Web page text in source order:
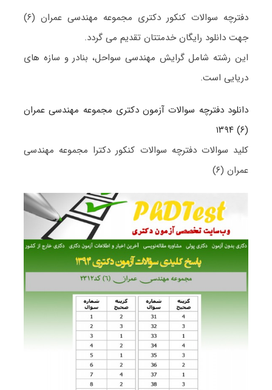
دفترچه سوالات کنکور دکتری مجموعه مهندسی عمران (۶)
جهت دانلود رایگان خدمتتان تقدیم می گردد.
این رشته شامل گرایش مهندسی سواحل، بنادر و سازه های
دریایی است.
دانلود دفترچه سوالات آزمون دکتری مجموعه مهندسی عمران
(۶) ۱۳۹۴
کلید سوالات دفترچه سوالات کنکور دکترا مجموعه مهندسی
عمران (۶)